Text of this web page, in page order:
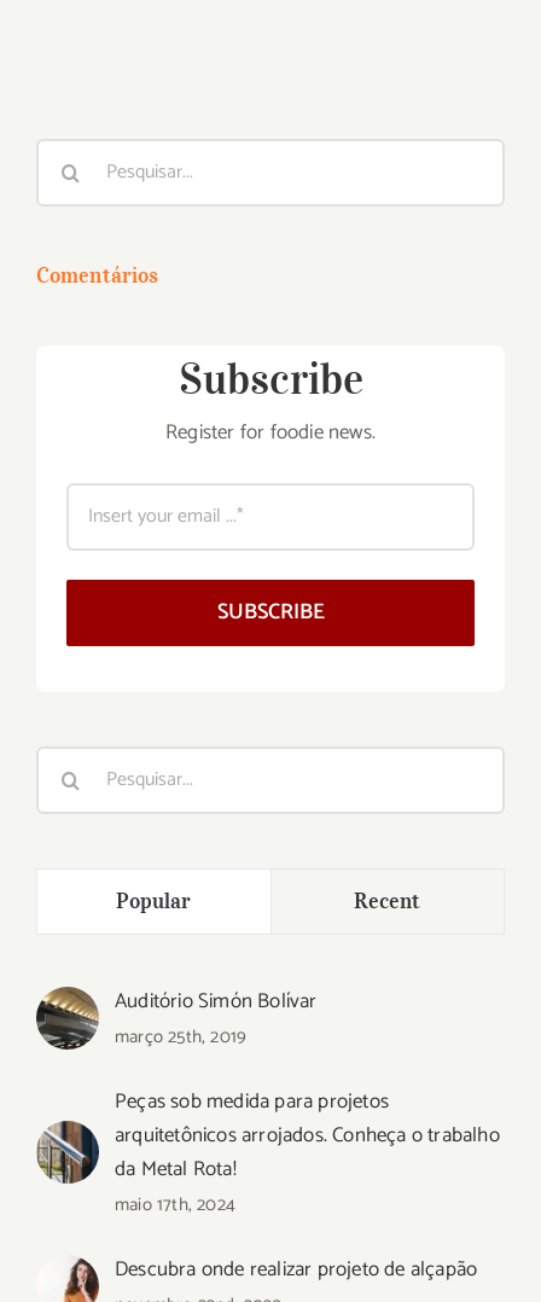
Buscar
resultados
Comentários
Subscribe
Register for foodie news.
SUBSCRIBE
Buscar
resultados
Popular Recent
Auditório Simón Bolívar
março 25th, 2019
Peças sob medida para projetos
arquitetônicos arrojados. Conheça o trabalho
da Metal Rota!
maio 17th, 2024
Descubra onde realizar projeto de alçapão